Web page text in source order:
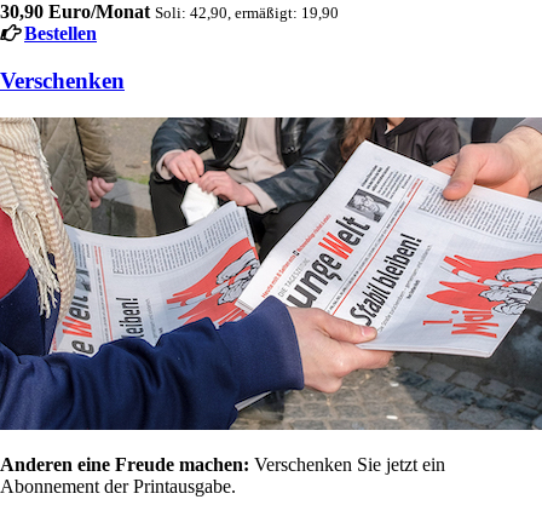
30,90 Euro/Monat Soli: 42,90, ermäßigt: 19,90
Bestellen
Verschenken
Anderen eine Freude machen: Verschenken Sie jetzt ein
Abonnement der Printausgabe.